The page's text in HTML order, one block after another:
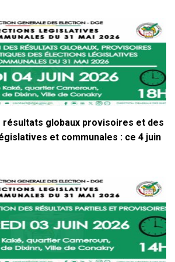
résultats globaux provisoires et des
et communales : ce 4 juin